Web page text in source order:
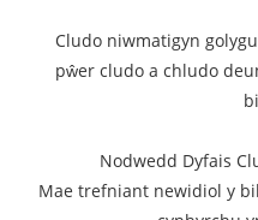
Cludo niwmatigyn
pŵer cludo a chludo
Nodwedd Dyfais
Mae trefniant newidiol y